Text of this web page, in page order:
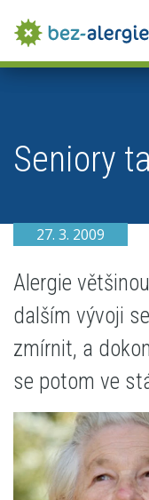
Seniory
27. 3. 2009
Alergie
dalším vývoji
zmírnit, a
se potom ve